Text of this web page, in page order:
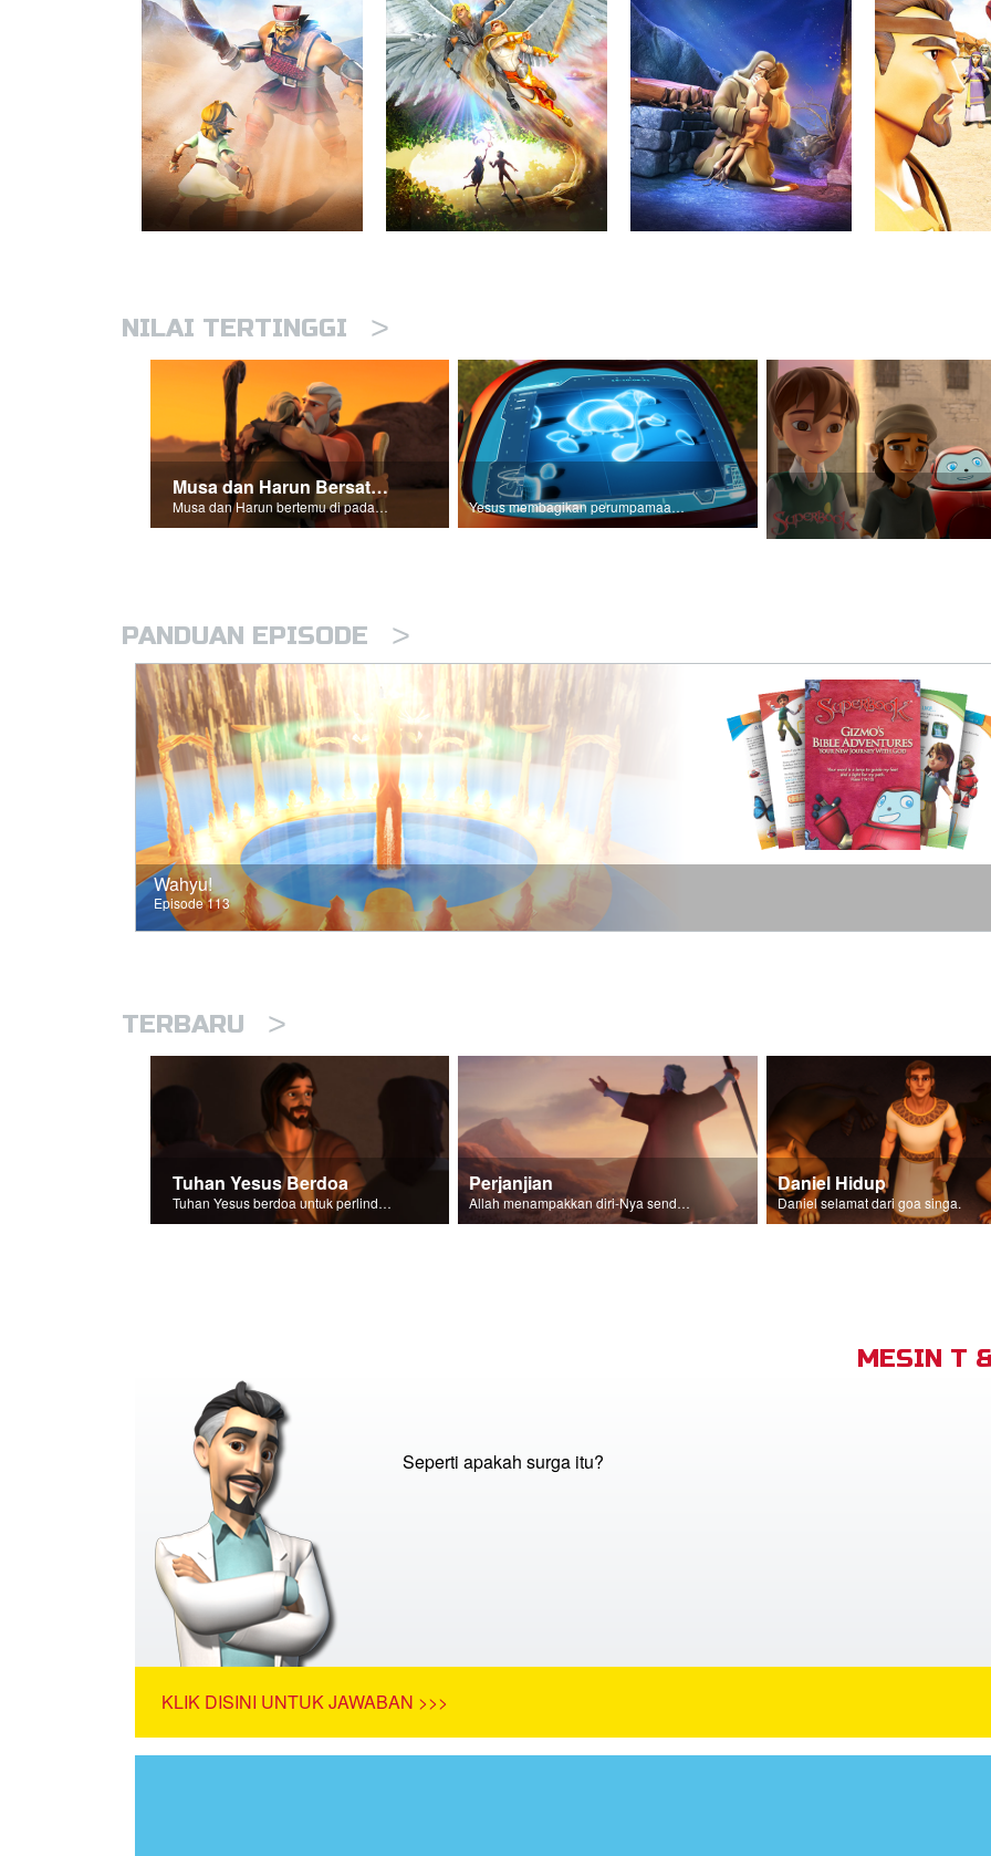
NILAI TERTINGGI >
Musa dan Harun Bersatu Kembali
Musa dan Harun bertemu di padang gurun. Yesus membagikan perumpamaan tentang penabur benih.
PANDUAN EPISODE >
Wahyu!
Episode 113
TERBARU >
Tuhan Yesus Berdoa
Tuhan Yesus berdoa untuk perlindungan bagi para pengikut-Nya.
Perjanjian
Allah menampakkan diri-Nya sendiri kepada keturunan Israel.
Daniel Hidup
Daniel selamat dari goa singa.
MESIN T
Seperti apakah surga itu?
KLIK DISINI UNTUK JAWABAN >>>